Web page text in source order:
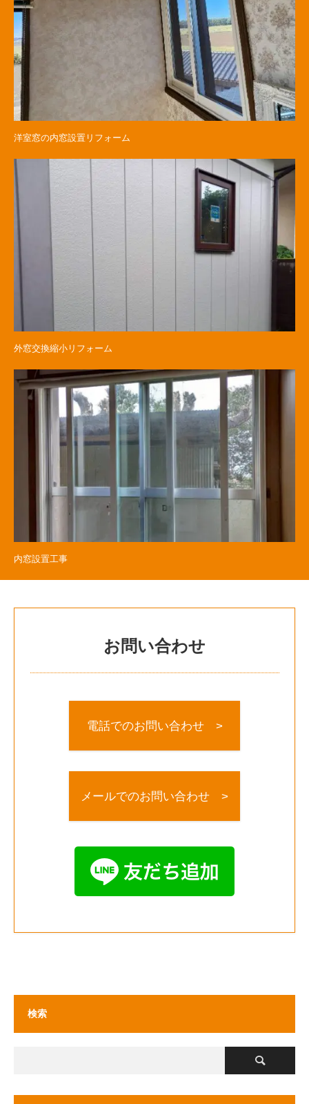
洋室窓の内窓設置リフォーム
外窓交換縮小リフォーム
内窓設置工事
お問い合わせ
電話でのお問い合わせ >
メールでのお問い合わせ >
検索